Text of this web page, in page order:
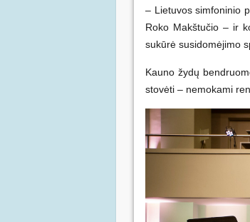
– Lietuvos simfoninio
Roko Makštučio – ir
sukūrė susidomėjimo
Kauno žydų
stovėti – nemokami